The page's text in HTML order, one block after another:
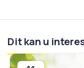
trappen, vloeren
zorgt voor
horizontale
Dit kan u